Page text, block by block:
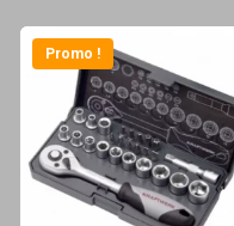
Promo !